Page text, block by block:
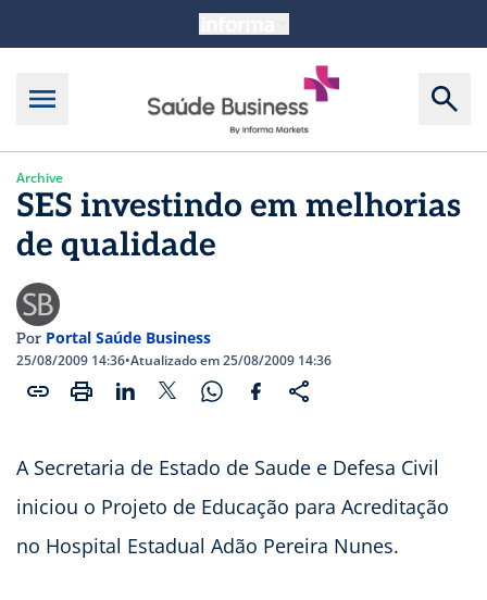
Archive
SES investindo em melhorias
de qualidade
Por Portal Saúde Business
25/08/2009 14:36•Atualizado em 25/08/2009 14:36
A Secretaria de Estado de Saude e Defesa Civil
iniciou o Projeto de Educação para Acreditação
no Hospital Estadual Adão Pereira Nunes.